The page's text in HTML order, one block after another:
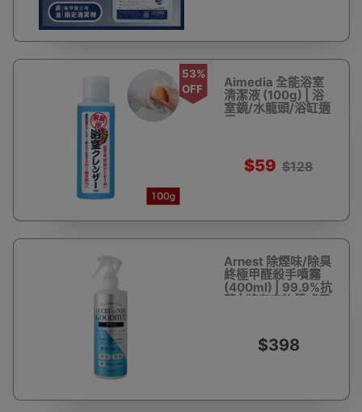
53%
OFF
Aimedia 全能浴室
清潔液 (100g) | 浴
室鏡/水龍頭/浴缸適
用
$59 $128
Arnest 除煙味/除臭
終極甲醛殺手噴霧
(400ml) | 99.9%抗
菌 | 將有害物質或異
$398